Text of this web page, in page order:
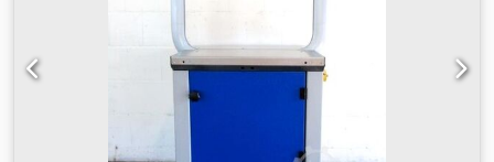
Bordcomputer Navigationssystem Einparkhilfe hinten
(PDC) Vorderradantrieb Multifunktionslenkrad in Leder
Elektrische Fensterheber Elektrische Außenspiegel
Klimaanlage Airbags Servolenkung Bremsassistent
Zentralverriegelung Elektronische Differentialsperre (EDS)
Bereifung: 215/55 R17 Kilometerstand: 70.000 km